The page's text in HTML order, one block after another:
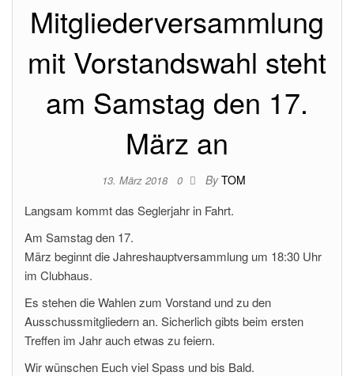
Mitgliederversammlung
mit Vorstandswahl steht
am Samstag den 17.
März an
13. März 2018 0 By TOM
Langsam kommt das Seglerjahr in Fahrt.
Am Samstag den 17.
März beginnt die Jahreshauptversammlung um 18:30 Uhr
im Clubhaus.
Es stehen die Wahlen zum Vorstand und zu den
Ausschussmitgliedern an. Sicherlich gibts beim ersten
Treffen im Jahr auch etwas zu feiern.
Wir wünschen Euch viel Spass und bis Bald.